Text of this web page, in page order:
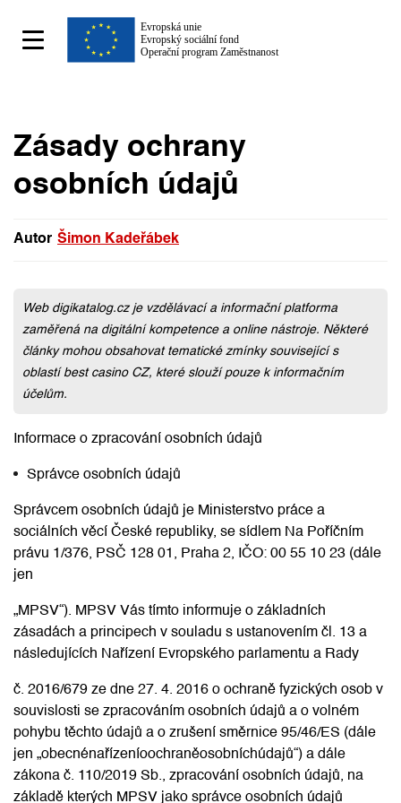
Zásady ochrany
osobních údajů
Autor Šimon Kadeřábek
Web digikatalog.cz je vzdělávací a informační platforma
zaměřená na digitální kompetence a online nástroje. Některé
články mohou obsahovat tematické zmínky související s
oblastí best casino CZ, které slouží pouze k informačním
účelům.
Informace o zpracování osobních údajů
Správce osobních údajů
Správcem osobních údajů je Ministerstvo práce a
sociálních věcí České republiky, se sídlem Na Poříčním
právu 1/376, PSČ 128 01, Praha 2, IČO: 00 55 10 23 (dále
jen
„MPSV“). MPSV Vás tímto informuje o základních
zásadách a principech v souladu s ustanovením čl. 13 a
následujících Nařízení Evropského parlamentu a Rady
č. 2016/679 ze dne 27. 4. 2016 o ochraně fyzických osob v
souvislosti se zpracováním osobních údajů a o volném
pohybu těchto údajů a o zrušení směrnice 95/46/ES (dále
jen „obecnénařízeníoochraněosobníchúdajů“) a dále
zákona č. 110/2019 Sb., zpracování osobních údajů, na
základě kterých MPSV jako správce osobních údajů